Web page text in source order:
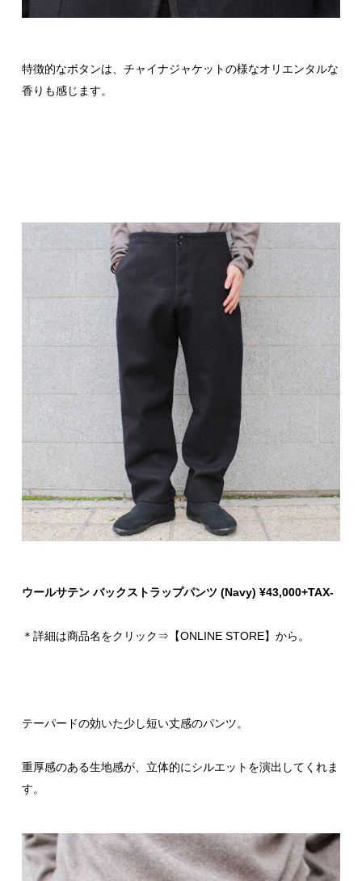
特徴的なボタンは、チャイナジャケットの様なオリエンタルな
香りも感じます。
ウールサテン バックストラップパンツ (Navy) ¥43,000+TAX-
＊詳細は商品名をクリック⇒【ONLINE STORE】から。
テーパードの効いた少し短い丈感のパンツ。
重厚感のある生地感が、立体的にシルエットを演出してくれま
す。